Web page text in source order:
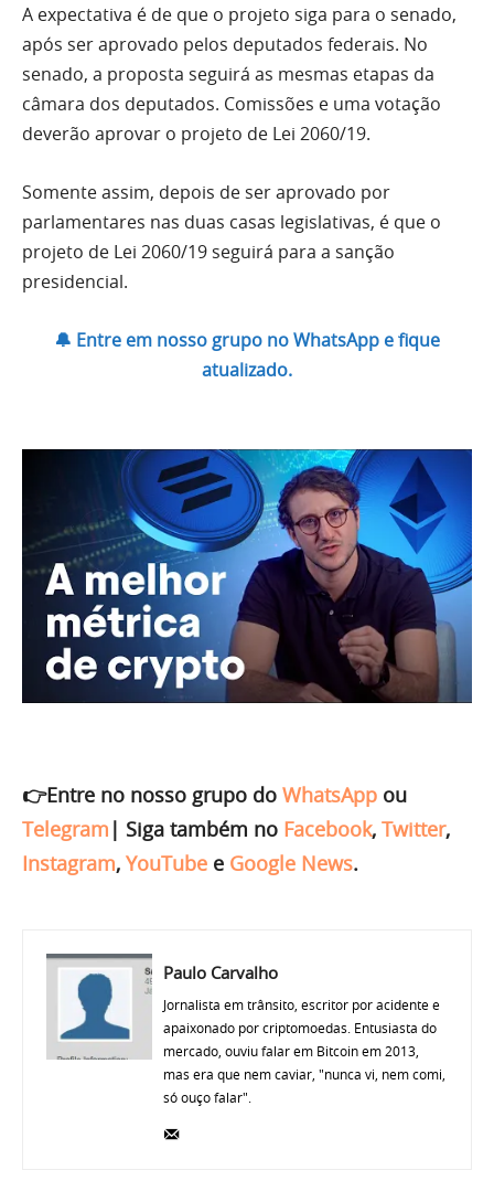
A expectativa é de que o projeto siga para o senado,
após ser aprovado pelos deputados federais. No
senado, a proposta seguirá as mesmas etapas da
câmara dos deputados. Comissões e uma votação
deverão aprovar o projeto de Lei 2060/19.
Somente assim, depois de ser aprovado por
parlamentares nas duas casas legislativas, é que o
projeto de Lei 2060/19 seguirá para a sanção
presidencial.
🔔 Entre em nosso grupo no WhatsApp e fique
atualizado.
👉Entre no nosso grupo do WhatsApp ou
Telegram | Siga também no Facebook, Twitter,
Instagram, YouTube e Google News.
Paulo Carvalho
Jornalista em trânsito, escritor por acidente e
apaixonado por criptomoedas. Entusiasta do
mercado, ouviu falar em Bitcoin em 2013,
mas era que nem caviar, "nunca vi, nem comi,
só ouço falar".